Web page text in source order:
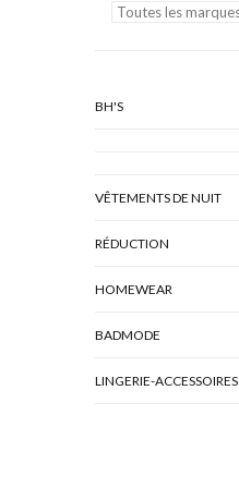
BH'S
VÊTEMENTS DE NUIT
RÉDUCTION
HOMEWEAR
BADMODE
LINGERIE-ACCESSOIRES